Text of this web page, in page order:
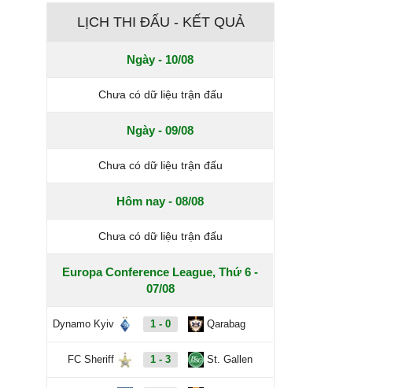
LỊCH THI ĐẤU - KẾT QUẢ
Ngày - 10/08
Chưa có dữ liệu trận đấu
Ngày - 09/08
Chưa có dữ liệu trận đấu
Hôm nay - 08/08
Chưa có dữ liệu trận đấu
Europa Conference League, Thứ 6 -
07/08
Dynamo Kyiv 1 - 0 Qarabag
FC Sheriff 1 - 3 St. Gallen